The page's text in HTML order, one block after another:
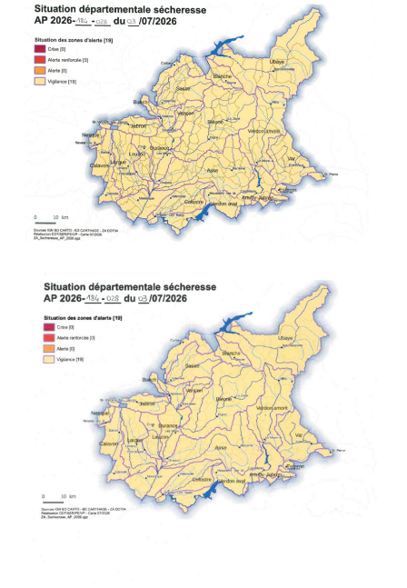
Tourisme
Loisirs
Hébergement
Services
Contact
Actualités